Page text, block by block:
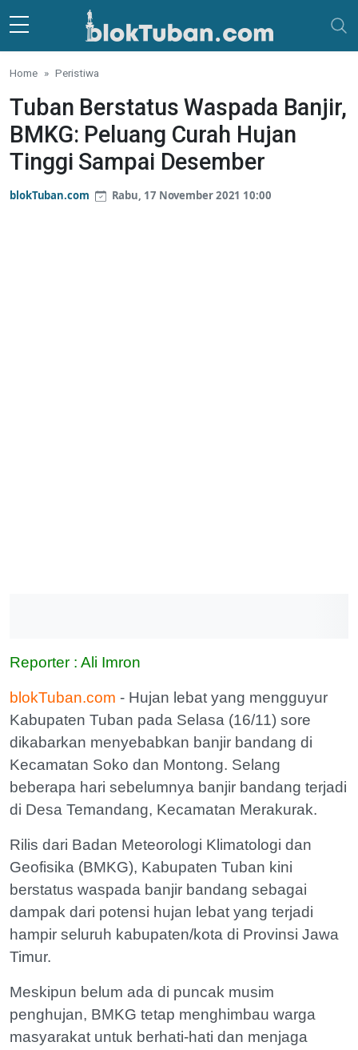
Skip to main content
Home Peristiwa
Tuban Berstatus Waspada Banjir,
BMKG: Peluang Curah Hujan
Tinggi Sampai Desember
blokTuban.com Rabu, 17 November 2021 10:00
Reporter : Ali Imron
blokTuban.com - Hujan lebat yang mengguyur
Kabupaten Tuban pada Selasa (16/11) sore
dikabarkan menyebabkan banjir bandang di
Kecamatan Soko dan Montong. Selang
beberapa hari sebelumnya banjir bandang terjadi
di Desa Temandang, Kecamatan Merakurak.
Rilis dari Badan Meteorologi Klimatologi dan
Geofisika (BMKG), Kabupaten Tuban kini
berstatus waspada banjir bandang sebagai
dampak dari potensi hujan lebat yang terjadi
hampir seluruh kabupaten/kota di Provinsi Jawa
Timur.
Meskipun belum ada di puncak musim
penghujan, BMKG tetap menghimbau warga
masyarakat untuk berhati-hati dan menjaga